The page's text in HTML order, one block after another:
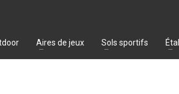
Aires de jeux Sols sportifs